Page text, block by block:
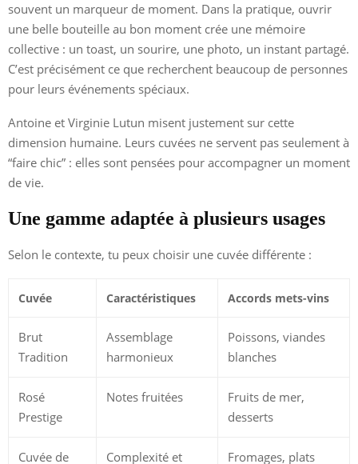
souvent un marqueur de moment. Dans la pratique, ouvrir
une belle bouteille au bon moment crée une mémoire
collective : un toast, un sourire, une photo, un instant partagé.
C’est précisément ce que recherchent beaucoup de personnes
pour leurs événements spéciaux.
Antoine et Virginie Lutun misent justement sur cette
dimension humaine. Leurs cuvées ne servent pas seulement à
“faire chic” : elles sont pensées pour accompagner un moment
de vie.
Une gamme adaptée à plusieurs usages
Selon le contexte, tu peux choisir une cuvée différente :
Cuvée Caractéristiques Accords mets-vins
Brut
Tradition
Assemblage
harmonieux
Poissons, viandes
blanches
Rosé
Prestige
Notes fruitées
Fruits de mer,
desserts
Cuvée de
Complexité et
Fromages, plats